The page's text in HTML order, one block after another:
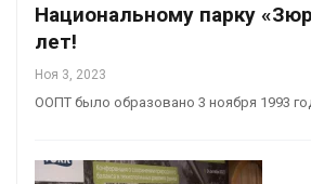
Национальному парку
лет!
Ноя 3, 2023
ООПТ было образовано 3 ноября 1993